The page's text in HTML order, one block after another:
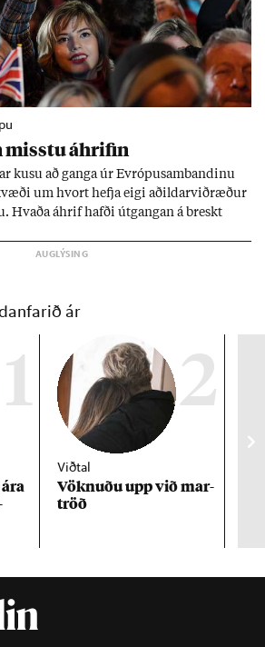
misstu áhrif­in
kusu að ganga úr Evr­ópu­sam­band­inu
um hvort hefja eigi að­ild­ar­við­ræð­ur
Hvaða áhrif hafði út­gang­an á breskt
ár
1 2
Viðtal
Vökn­uðu upp við mar­
tröð